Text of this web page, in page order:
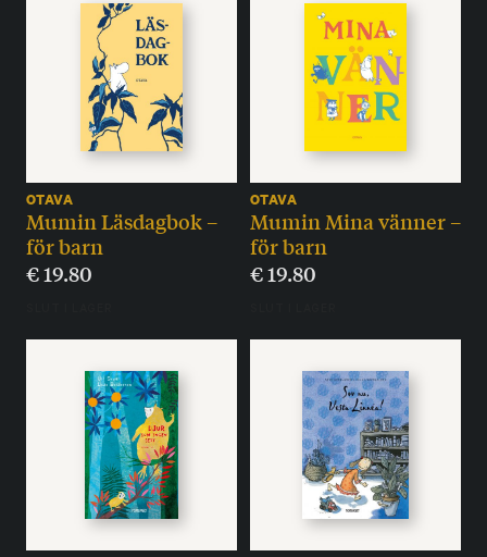
OTAVA
Mumin Läsdagbok –
för barn
€19.80
OTAVA
Mumin Mina vänner –
för barn
€19.80